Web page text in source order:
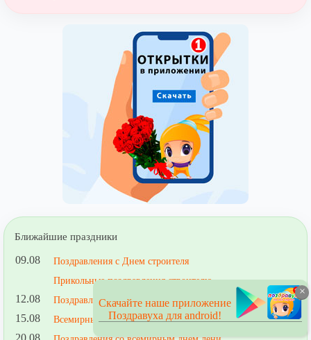
Ближайшие праздники
09.08
Поздравления с Днем строителя
Прикольные поздравления строителю
12.08 Поздравления с Днем ВВС
15.08 Всемирный день защиты бездомных животных
20.08
×
Скачайте наше приложение
Поздравуха для android!